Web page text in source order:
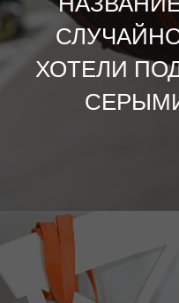
ХОТЕЛИ